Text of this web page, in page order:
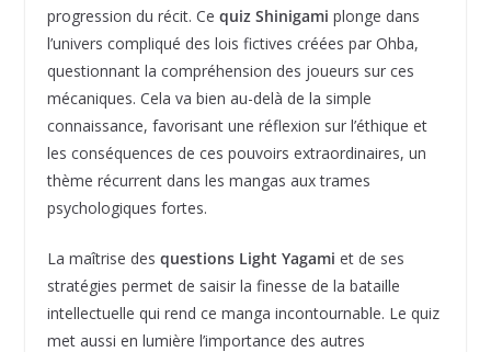
progression du récit. Ce quiz Shinigami plonge dans
l’univers compliqué des lois fictives créées par Ohba,
questionnant la compréhension des joueurs sur ces
mécaniques. Cela va bien au-delà de la simple
connaissance, favorisant une réflexion sur l’éthique et
les conséquences de ces pouvoirs extraordinaires, un
thème récurrent dans les mangas aux trames
psychologiques fortes.
La maîtrise des questions Light Yagami et de ses
stratégies permet de saisir la finesse de la bataille
intellectuelle qui rend ce manga incontournable. Le quiz
met aussi en lumière l’importance des autres